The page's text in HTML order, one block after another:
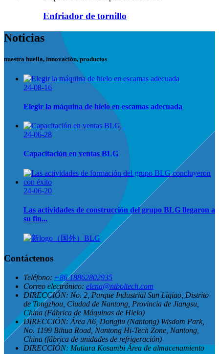
Enfriador de tornillo
Noticias
nuestra huella, innovación, productos
24-08-16
Elegir la máquina de hielo en escamas adecuada
24-06-28
Capacitación en ventas BLG
24-06-20
Las actividades de construcción del grupo BLG llegaron a
su fin...
Contáctenos
Teléfono: +86 18862802935
Correo electrónico: elena@ntboltech.com
DIRECCIÓN: No. 2, Parque Industrial Sun Liqiao, Distrito
de Tongzhou, Ciudad de Nantong, Provincia de Jiangsu,
China (Fábrica de Máquinas de Hielo)
DIRECCIÓN: Área A6, Dongjiu (Nantong) Wisdom Park,
No. 1199 Bihua Road, Nantong Hi-Tech Zone, Nantong,
China (fábrica de unidades de refrigeración)
DIRECCIÓN: Mutiara Kosambi Área de almacenamiento